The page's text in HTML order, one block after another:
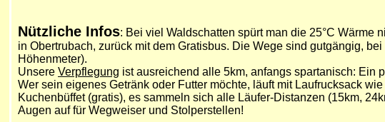
Nützliche Infos: Bei viel Waldschatten spürt man die 25°C Wärme
in Obertrubach, zurück mit dem Gratisbus. Die Wege sind gutgängig,
Höhenmeter).
Unsere Verpflegung ist ausreichend alle 5km, anfangs spartanisch: Ein
Wer sein eigenes Getränk oder Futter möchte, läuft mit Laufrucksack
Kuchenbüffet (gratis), es sammeln sich alle Läufer-Distanzen (15km,
Augen auf für Wegweiser und Stolperstellen!